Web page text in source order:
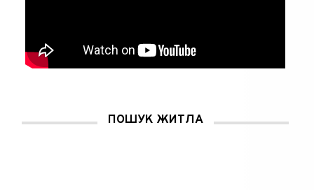
ПОШУК ЖИТЛА